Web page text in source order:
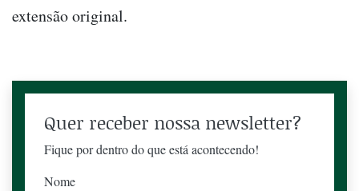
extensão original.
Quer receber nossa newsletter?
Fique por dentro do que está acontecendo!
Nome